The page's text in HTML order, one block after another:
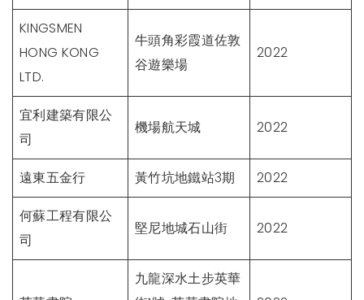
KINGSMEN
HONG KONG
LTD.
牛頭角彩霞道佐敦
谷遊樂場
2022
宜利建築有限公
司
機場航天城 2022
遠東五金行 黃竹坑地鐵站3期 2022
何蘇工程有限公
司
堅尼地城石山街 2022
九龍深水土步英華